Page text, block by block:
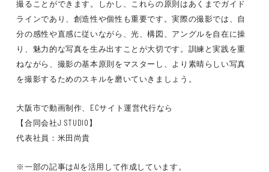
撮ることができます。しかし、これらの原則はあくまでガイド
ラインであり、創造性や個性も重要です。実際の撮影では、自
分の感性や直感に従いながら、光、構図、アングルを自在に操
り、魅力的な写真を生み出すことが大切です。訓練と実践を重
ねながら、撮影の基本原則をマスターし、より素晴らしい写真
を撮影するためのスキルを磨いていきましょう。
大阪市で動画制作、ECサイト運営代行なら
【合同会社J STUDIO】
代表社員：米田尚貴
※一部の記事はAIを活用して作成しています。